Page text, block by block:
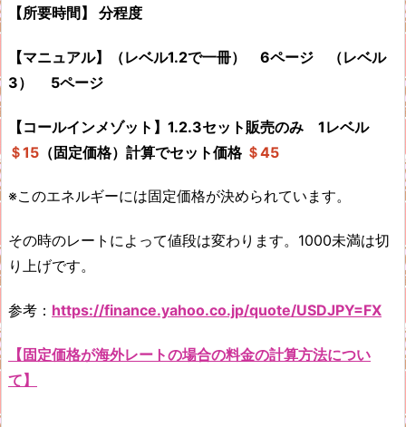
【所要時間】 分程度
【マニュアル】（レベル1.2で一冊） 6ページ （レベル
3） 5ページ
【コールインメゾット】1.2.3セット販売のみ 1レベル
＄15 （固定価格）計算でセット価格 ＄45
※このエネルギーには固定価格が決められています。
その時のレートによって値段は変わります。1000未満は切
り上げです。
参考： https://finance.yahoo.co.jp/quote/USDJPY=FX
【固定価格が海外レートの場合の料金の計算方法につい
て】